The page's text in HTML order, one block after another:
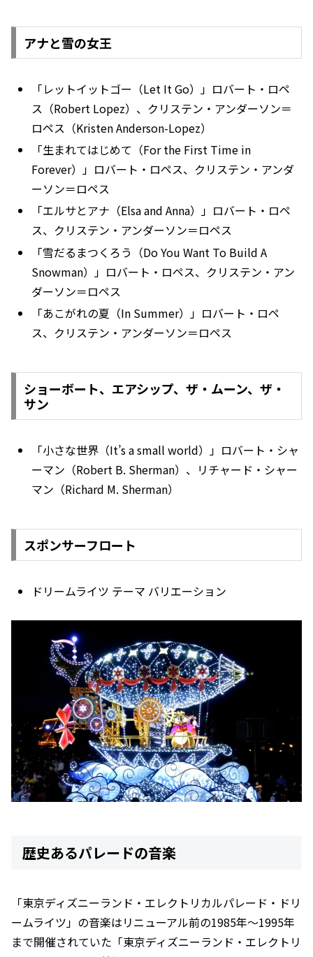
アナと雪の女王
「レットイットゴー（Let It Go）」ロバート・ロペ
ス（Robert Lopez）、クリステン・アンダーソン＝
ロペス（Kristen Anderson-Lopez）
「生まれてはじめて（For the First Time in
Forever）」ロバート・ロペス、クリステン・アンダ
ーソン＝ロペス
「エルサとアナ（Elsa and Anna）」ロバート・ロペ
ス、クリステン・アンダーソン＝ロペス
「雪だるまつくろう（Do You Want To Build A
Snowman）」ロバート・ロペス、クリステン・アン
ダーソン＝ロペス
「あこがれの夏（In Summer）」ロバート・ロペ
ス、クリステン・アンダーソン＝ロペス
ショーボート、エアシップ、ザ・ムーン、ザ・
サン
「小さな世界（It’s a small world）」ロバート・シャ
ーマン（Robert B. Sherman）、リチャード・シャー
マン（Richard M. Sherman）
スポンサーフロート
ドリームライツ テーマ バリエーション
歴史あるパレードの音楽
「東京ディズニーランド・エレクトリカルパレード・ドリ
ームライツ」の音楽はリニューアル前の1985年〜1995年
まで開催されていた「東京ディズニーランド・エレクトリ